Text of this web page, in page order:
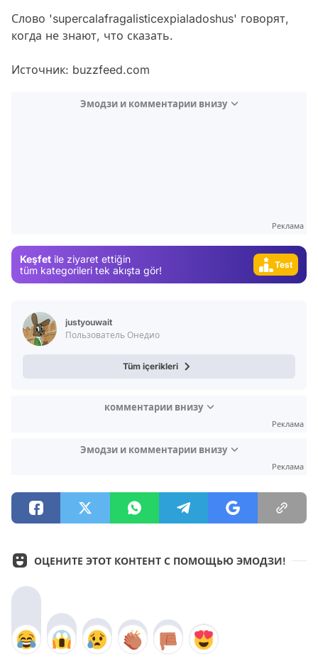
Слово 'supercalafragalisticexpialadoshus' говорят,
когда не знают, что сказать.
Источник: buzzfeed.com
Эмодзи и комментарии внизу
Реклама
Keşfet ile ziyaret ettiğin
tüm kategorileri tek akışta gör!
Gündem
justyouwait
Пользователь Онедио
Tüm içerikleri
комментарии внизу
Реклама
Эмодзи и комментарии внизу
Реклама
ОЦЕНИТЕ ЭТОТ КОНТЕНТ С ПОМОЩЬЮ ЭМОДЗИ!